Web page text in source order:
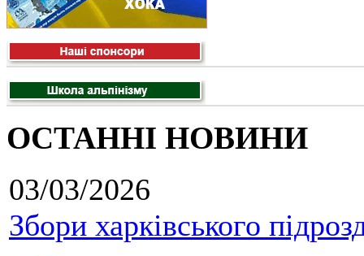
ОСТАННІ НОВИНИ
03/03/2026
Збори харківського